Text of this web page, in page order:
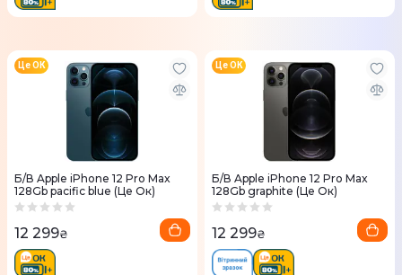
Б/В Apple iPhone 12 Pro Max
128Gb pacific blue (Це Ок)
Це ОК
12 299₴
Б/В Apple iPhone 12 Pro Max
128Gb graphite (Це Ок)
Це ОК
12 299₴